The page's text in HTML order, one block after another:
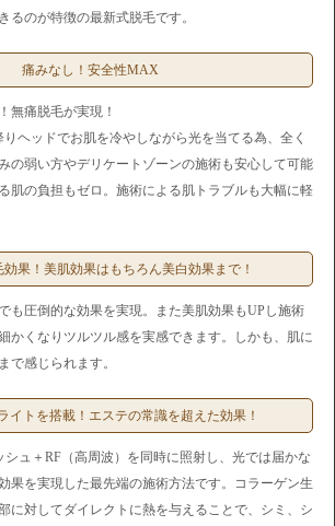
るのが特徴の最新式脱毛です。
痛みなし！安全性MAX
無痛脱毛が実現！
ヘッドでお肌を冷やしながら光を当てる為、全く
の弱い方やデリケートゾーンの施術も安心して可能
肌の負担もゼロ。施術による肌トラブルも大幅に軽
果！美肌効果はもちろん美白効果まで！
も圧倒的な効果を実現。また美肌効果もUPし施術
かくなりツルツル感を実感できます。しかも、肌に
で感じられます。
イトを搭載！エステの常識を超えた効果！
シュ＋RF（高周波）を同時に照射し、光では届かな
果を実現した最先端の施術方法です。コラーゲン生
に対してダイレクトに熱を与えることで、シミ、シ